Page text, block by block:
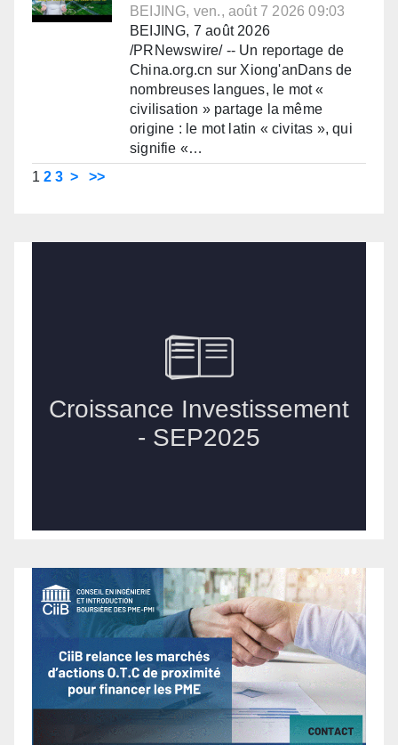
BEIJING, ven., août 7 2026 09:03
BEIJING, 7 août 2026
/PRNewswire/ -- Un reportage de
China.org.cn sur Xiong'anDans de
nombreuses langues, le mot «
civilisation » partage la même
origine : le mot latin « civitas », qui
signifie «…
1 2 3 > >>